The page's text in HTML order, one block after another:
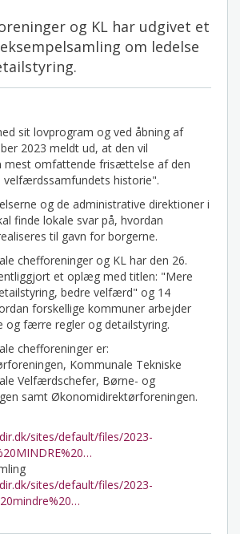
og KL har udgivet et
om ledelse
sit lovprogram og ved åbning af
2023 meldt ud, at den vil
mest omfattende frisættelse af den
historie".
og de administrative direktioner i
finde lokale svar på, hvordan
til gavn for borgerne.
chefforeninger og KL har den 26.
et oplæg med titlen: "Mere
bedre velfærd" og 14
forskellige kommuner arbejder
og færre regler og detailstyring.
chefforeninger er:
Kommunale Tekniske
Velfærdschefer, Børne- og
samt Økonomidirektørforeningen.
sites/default/files/2023-
sites/default/files/2023-